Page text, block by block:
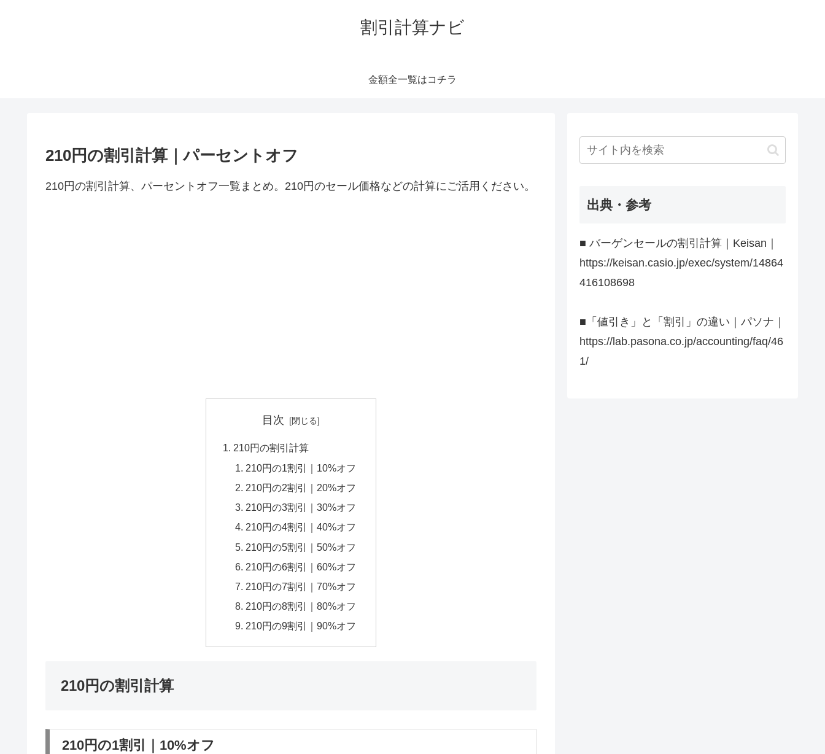
割引計算ナビ
金額全一覧はコチラ
210円の割引計算｜パーセントオフ
210円の割引計算、パーセントオフ一覧まとめ。210円のセール価格などの計算にご活用ください。
目次
210円の割引計算
210円の1割引｜10%オフ
210円の2割引｜20%オフ
210円の3割引｜30%オフ
210円の4割引｜40%オフ
210円の5割引｜50%オフ
210円の6割引｜60%オフ
210円の7割引｜70%オフ
210円の8割引｜80%オフ
210円の9割引｜90%オフ
210円の割引計算
210円の1割引｜10%オフ
出典・参考
■ バーゲンセールの割引計算｜Keisan｜
https://keisan.casio.jp/exec/system/14864
416108698
■「値引き」と「割引」の違い｜パソナ｜
https://lab.pasona.co.jp/accounting/faq/46
1/